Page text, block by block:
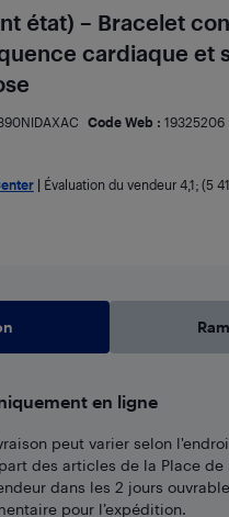
état) – Bracelet
cardiaque et
Code Web : 19325206
| Évaluation du vendeur 4,1; (5
en ligne
peut varier selon
des articles de la Place
dans les 2 jours
pour l’expédition.